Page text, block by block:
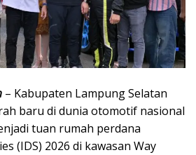
– Kabupaten Lampung Selatan
baru di dunia otomotif nasional
tuan rumah perdana
(IDS) 2026 di kawasan Way